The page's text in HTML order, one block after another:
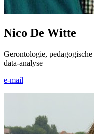
Nico De Witte
Gerontologie,
data-analyse
e-mail